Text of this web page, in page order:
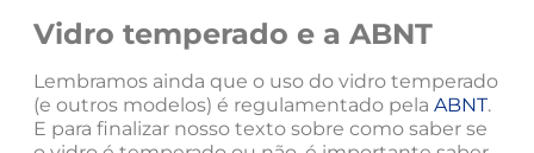
Vidro temperado e a ABNT
Lembramos ainda que o uso do vidro temperado
(e outros modelos) é regulamentado pela ABNT.
E para finalizar nosso texto sobre como saber se